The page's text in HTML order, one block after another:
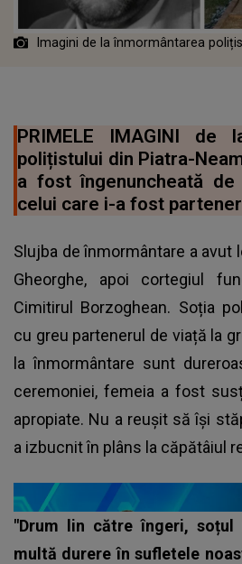
Imagini de la înmormântarea
PRIMELE IMAGINI de
polițistului din Piatra-
a fost îngenuncheată
celui care i-a fost
Slujba de înmormântare a avut
Gheorghe, apoi cortegiul
Cimitirul Borzoghean. Soția
cu greu partenerul de viață la
la înmormântare sunt
ceremoniei, femeia a fost
apropiate. Nu a reușit să își
a izbucnit în plâns la căpătâiul
"Drum lin către îngeri,
multă durere în sufletele